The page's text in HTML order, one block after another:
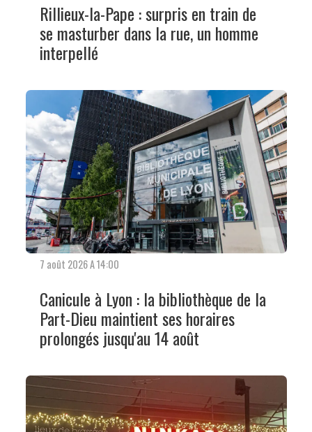
Rillieux-la-Pape : surpris en train de
se masturber dans la rue, un homme
interpellé
7 août 2026 A 14:00
Canicule à Lyon : la bibliothèque de la
Part-Dieu maintient ses horaires
prolongés jusqu'au 14 août